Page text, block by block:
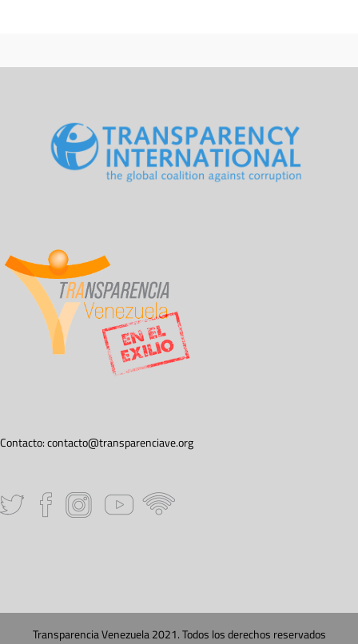
Contacto:contacto@transparenciave.org
Transparencia Venezuela 2021. Todos los derechos reservados